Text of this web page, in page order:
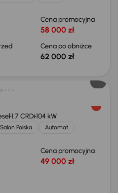
Cena promocyjna
58 000 zł
Cena po obniżce
62 000 zł
1.7 CRDi104 kW
Salon Polska
Automat
Cena promocyjna
49 000 zł